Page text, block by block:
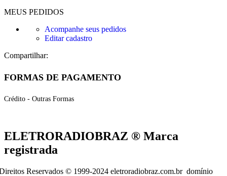
MEUS PEDIDOS
Acompanhe seus pedidos
Editar cadastro
Compartilhar:
FORMAS DE PAGAMENTO
Crédito - Outras Formas
ELETRORADIOBRAZ ® Marca
registrada
Reservados © 1999-2024 eletroradiobraz.com.br domínio